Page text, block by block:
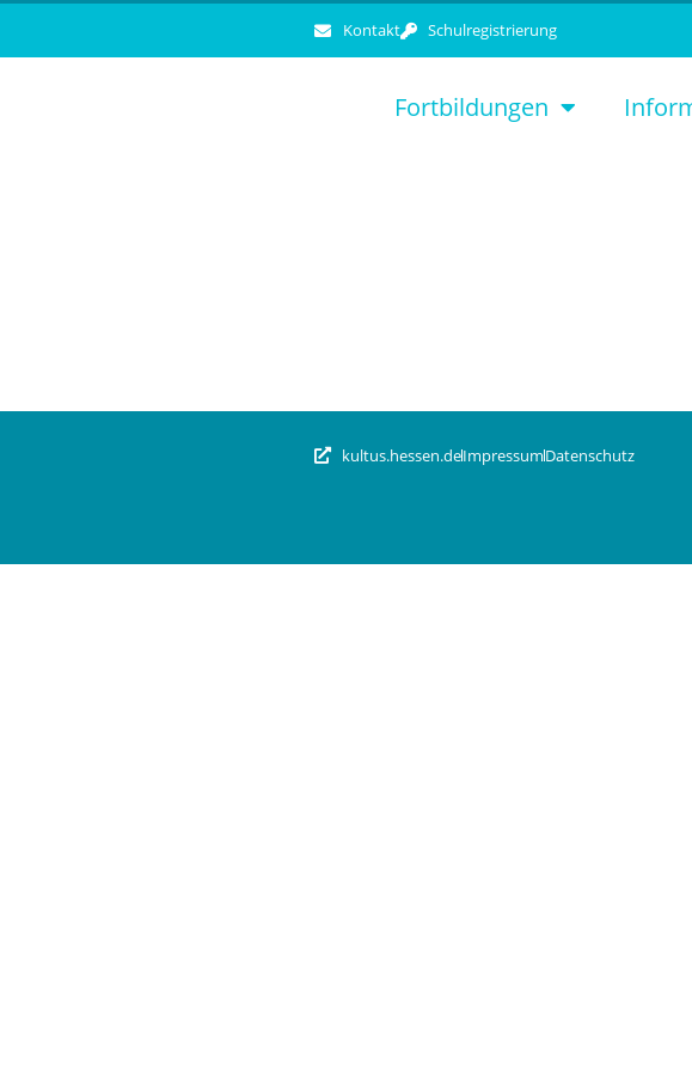
Kontakt Schulregistrierung
Fortbildungen
kultus.hessen.deImpressumDatenschutz